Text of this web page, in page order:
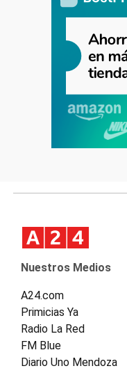
Nuestros Medios
A24.com
Primicias Ya
Radio La Red
FM Blue
Diario Uno Mendoza